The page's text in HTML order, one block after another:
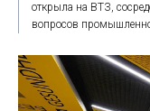
открыла на ВТЗ,
вопросов